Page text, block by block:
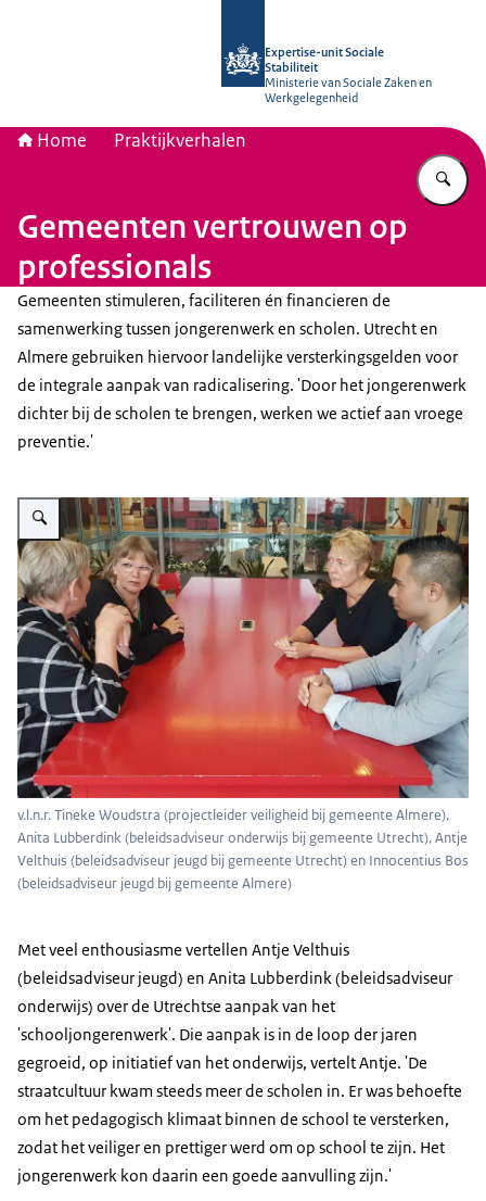
Expertise-unit Sociale
Stabiliteit
Ministerie van Sociale Zaken en
Werkgelegenheid
Home Praktijkverhalen
Gemeenten vertrouwen op
professionals
Gemeenten stimuleren, faciliteren én financieren de
samenwerking tussen jongerenwerk en scholen. Utrecht en
Almere gebruiken hiervoor landelijke versterkingsgelden voor
de integrale aanpak van radicalisering. 'Door het jongerenwerk
dichter bij de scholen te brengen, werken we actief aan vroege
preventie.'
Vergroot afbeelding Gemeenten vertrouwen op professionals
v.l.n.r. Tineke Woudstra (projectleider veiligheid bij gemeente Almere),
Anita Lubberdink (beleidsadviseur onderwijs bij gemeente Utrecht), Antje
Velthuis (beleidsadviseur jeugd bij gemeente Utrecht) en Innocentius Bos
(beleidsadviseur jeugd bij gemeente Almere)
Met veel enthousiasme vertellen Antje Velthuis
(beleidsadviseur jeugd) en Anita Lubberdink (beleidsadviseur
onderwijs) over de Utrechtse aanpak van het
'schooljongerenwerk'. Die aanpak is in de loop der jaren
gegroeid, op initiatief van het onderwijs, vertelt Antje. 'De
straatcultuur kwam steeds meer de scholen in. Er was behoefte
om het pedagogisch klimaat binnen de school te versterken,
zodat het veiliger en prettiger werd om op school te zijn. Het
jongerenwerk kon daarin een goede aanvulling zijn.'